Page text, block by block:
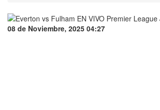
08 de Noviembre, 2025 04:27